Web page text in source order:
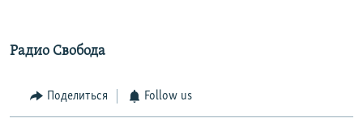
Радио Свобода
Поделиться Follow us